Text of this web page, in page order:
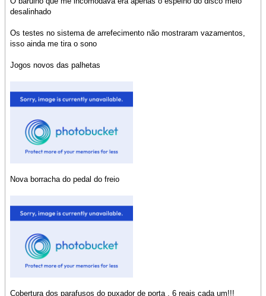
desalinhado
Os testes no sistema de arrefecimento não mostraram vazamentos,
isso ainda me tira o sono
Jogos novos das palhetas
Nova borracha do pedal do freio
Cobertura dos parafusos do puxador de porta , 6 reais cada um!!!